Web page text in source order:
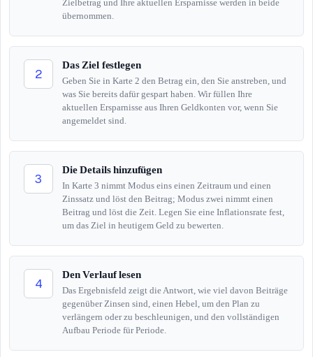
Zielbetrag und Ihre aktuellen Ersparnisse werden in beide
übernommen.
2
Das Ziel festlegen
Geben Sie in Karte 2 den Betrag ein, den Sie anstreben, und
was Sie bereits dafür gespart haben. Wir füllen Ihre
aktuellen Ersparnisse aus Ihren Geldkonten vor, wenn Sie
angemeldet sind.
3
Die Details hinzufügen
In Karte 3 nimmt Modus eins einen Zeitraum und einen
Zinssatz und löst den Beitrag; Modus zwei nimmt einen
Beitrag und löst die Zeit. Legen Sie eine Inflationsrate fest,
um das Ziel in heutigem Geld zu bewerten.
4
Den Verlauf lesen
Das Ergebnisfeld zeigt die Antwort, wie viel davon Beiträge
gegenüber Zinsen sind, einen Hebel, um den Plan zu
verlängern oder zu beschleunigen, und den vollständigen
Aufbau Periode für Periode.